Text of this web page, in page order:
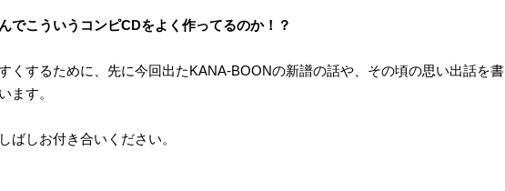
でこういうコンピCDをよく作ってるのか！？
くするために、先に今回出たKANA-BOONの新譜の話や、その頃の思い出話を書
ます。
ばしお付き合いください。